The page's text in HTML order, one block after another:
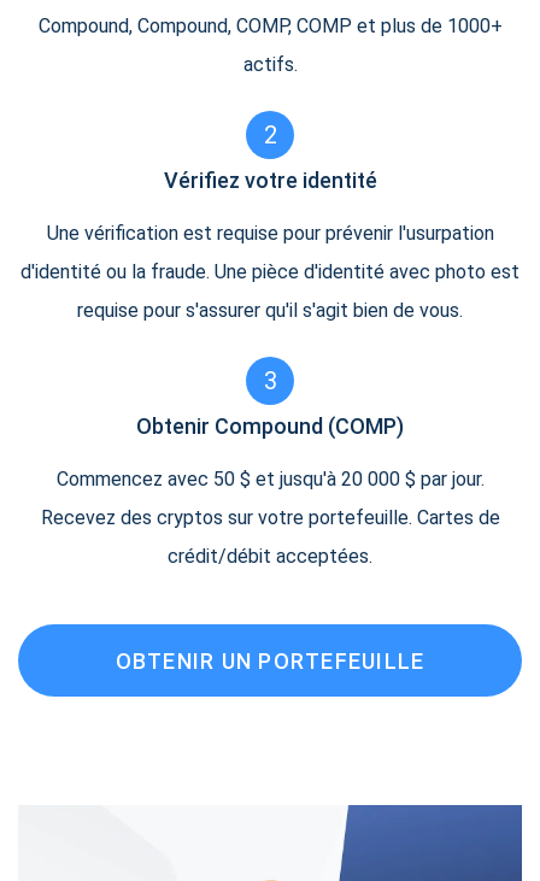
Compound, Compound, COMP, COMP et plus de 1000+
actifs.
2
Vérifiez votre identité
Une vérification est requise pour prévenir l'usurpation
d'identité ou la fraude. Une pièce d'identité avec photo est
requise pour s'assurer qu'il s'agit bien de vous.
3
Obtenir Compound (COMP)
Commencez avec 50 $ et jusqu'à 20 000 $ par jour.
Recevez des cryptos sur votre portefeuille. Cartes de
crédit/débit acceptées.
OBTENIR UN PORTEFEUILLE